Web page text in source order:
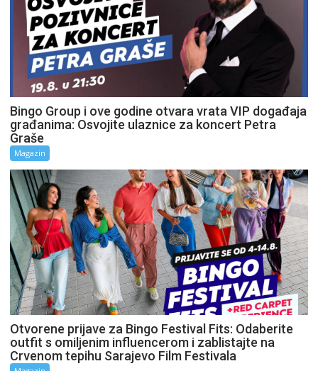
Bingo Group i ove godine otvara vrata VIP događaja
građanima: Osvojite ulaznice za koncert Petra
Graše
Magazin
Otvorene prijave za Bingo Festival Fits: Odaberite
outfit s omiljenim influencerom i zablistajte na
Crvenom tepihu Sarajevo Film Festivala